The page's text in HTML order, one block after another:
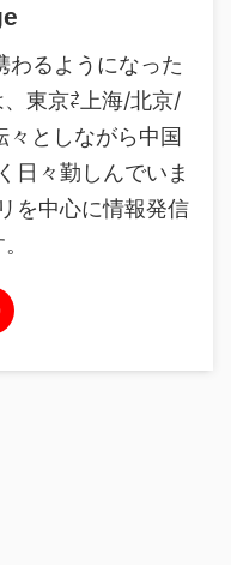
るようになった
東京⇄上海/北京/
としながら中国
日々勤しんでいま
を中心に情報発信